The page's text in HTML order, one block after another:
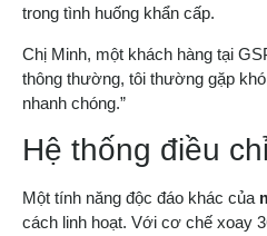
trong tình huống khẩn cấp.
Chị Minh, một khách hàng tại
thông thường, tôi thường gặp
nhanh chóng.”
Hệ thống điều
Một tính năng độc đáo khác của
cách linh hoạt. Với cơ chế xoay